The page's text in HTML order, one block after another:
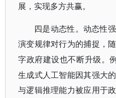
展，实现多方共赢。
四是动态性。动态性
演变规律对行为的捕捉，
字政府建设也不断升级。
生成式人工智能因其强大
与逻辑推理能力被应用于